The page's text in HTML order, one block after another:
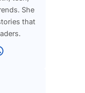
She
that